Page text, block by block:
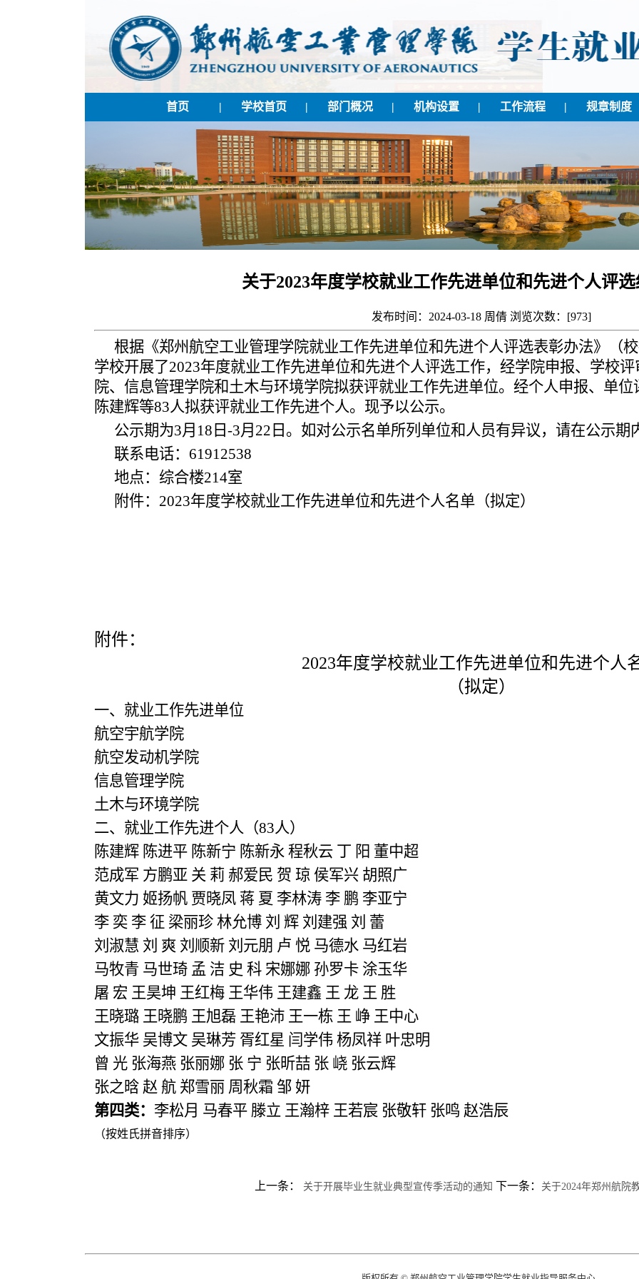
首页 | 学校首页 | 部门概况 | 机构设置 | 工作流程 | 规章制度
关于2023年度学校就业工作先进单位和先进个人评
发布时间：2024-03-18 周倩 浏览次数：[973]
根据《郑州航空工业管理学院就业工作先进单位和先进个人评选表彰办法》（
学校开展了2023年度就业工作先进单位和先进个人评选工作，经学院申报、学校评
院、信息管理学院和土木与环境学院拟获评就业工作先进单位。经个人申报、 单位
陈建辉等83人拟获评就业工作先进个人。现予以公示。
公示期为3月 18 日 -3月 22 日。如对公示名单所列单位和人员有异议，请在公示
联系电话： 61912538
地点：综合楼214室
附件： 2023年度学校就业工作先进单位和先进个人名单 （拟定）
附件：
2023年度学校就业工作先进单位和先进个人
（拟定）
一、就业工作先进单位
航空宇航学院
航空发动机学院
信息管理学院
土木与环境学院
二、就业工作先进个人（83人）
陈建辉 陈进平 陈新宁 陈新永 程秋云 丁 阳 董中超
范成军 方鹏亚 关 莉 郝爱民 贺 琼 侯军兴 胡照广
黄文力 姬扬帆 贾晓凤 蒋 夏 李林涛 李 鹏 李亚宁
李 奕 李 征 梁丽珍 林允博 刘 辉 刘建强 刘 蕾
刘淑慧 刘 爽 刘顺新 刘元朋 卢 悦 马德水 马红岩
马牧青 马世琦 孟 洁 史 科 宋娜娜 孙罗卡 涂玉华
屠 宏 王昊坤 王红梅 王华伟 王建鑫 王 龙 王 胜
王晓璐 王晓鹏 王旭磊 王艳沛 王一栋 王 峥 王中心
文振华 吴博文 吴琳芳 胥红星 闫学伟 杨凤祥 叶忠明
曾 光 张海燕 张丽娜 张 宁 张昕喆 张 峣 张云辉
张之晗 赵 航 郑雪丽 周秋霜 邹 妍
第四类： 李松月 马春平 滕立 王瀚梓 王若宸 张敬轩 张鸣 赵浩辰
（按姓氏拼音排序）
上一条： 关于开展毕业生就业典型宣传季活动的通知 下一条： 关于2024年郑州航院